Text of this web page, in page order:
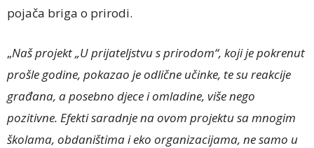
pojača briga o prirodi.
„Naš projekt „U prijateljstvu s prirodom“, koji je pokrenut
prošle godine, pokazao je odlične učinke, te su reakcije
građana, a posebno djece i omladine, više nego
pozitivne. Efekti saradnje na ovom projektu sa mnogim
školama, obdaništima i eko organizacijama, ne samo u